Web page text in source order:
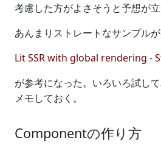
考慮した方がよさそうと予想が立
あんまりストレートなサンプルが
Lit SSR with global rendering -
が参考になった。いろいろ試し
メモしておく。
Componentの作り方